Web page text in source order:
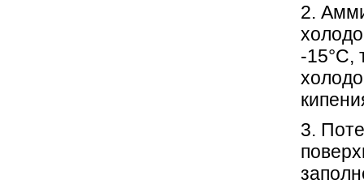
2.
-15°С,
3.